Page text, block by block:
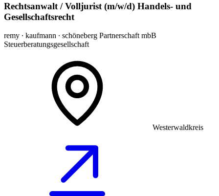
Rechtsanwalt / Volljurist (m/w/d) Handels- und
Gesellschaftsrecht
remy ∙ kaufmann ∙ schöneberg Partnerschaft mbB
Steuerberatungsgesellschaft
Westerwaldkreis